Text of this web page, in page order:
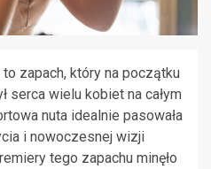
zapach, który na początku
serca wielu kobiet na całym
nuta idealnie pasowała
i nowoczesnej wizji
tego zapachu minęło